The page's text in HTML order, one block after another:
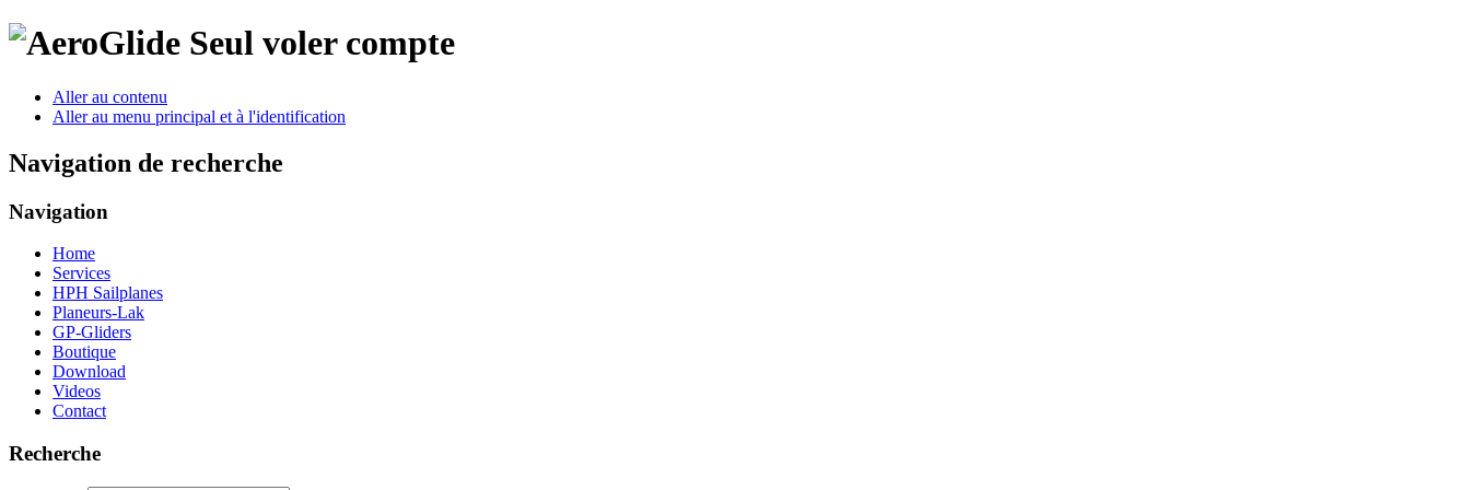
Seul voler compte
Aller au contenu
Aller au menu principal et à l'identification
Navigation de recherche
Navigation
Home
Services
HPH Sailplanes
Planeurs-Lak
GP-Gliders
Boutique
Download
Videos
Contact
Recherche